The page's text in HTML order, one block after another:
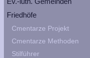
Friedhöfe
Cmentarze Projekt
Cmentarze Methoden
Stilführer